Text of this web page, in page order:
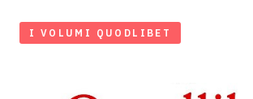
I VOLUMI QUODLIBET